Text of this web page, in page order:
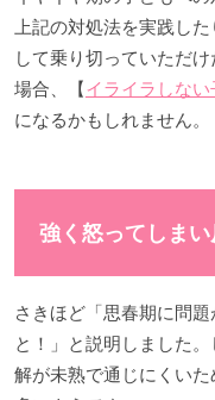
上記の対処法を実践し
して乗り切っていただ
場合、【イライラしな
になるかもしれません。
強く怒ってしま
さきほど「思春期に問
と！」と説明しました
解が未熟で通じにくい